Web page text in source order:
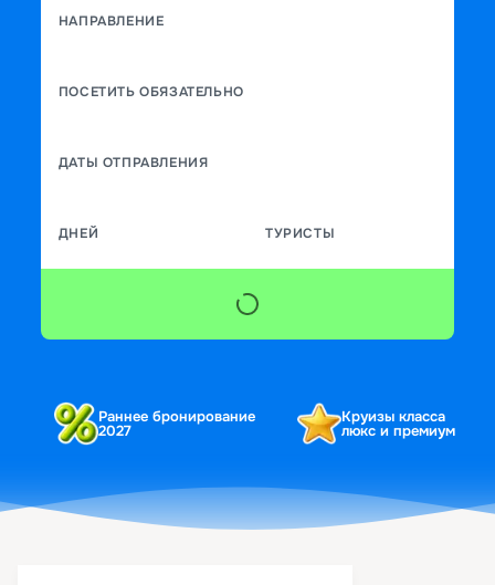
НАПРАВЛЕНИЕ
ПОСЕТИТЬ ОБЯЗАТЕЛЬНО
ДАТЫ ОТПРАВЛЕНИЯ
ДНЕЙ ТУРИСТЫ
Раннее бронирование
2027
Круизы класса
люкс и премиум